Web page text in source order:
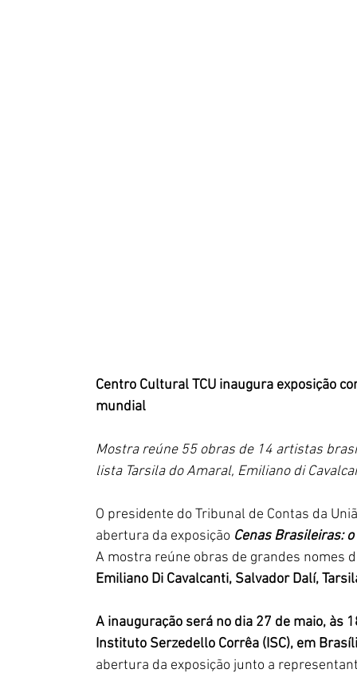
Centro Cultural TCU inaugura exposição
mundial
Mostra reúne 55 obras de 14 artistas
lista Tarsila do Amaral, Emiliano di
O presidente do Tribunal de Contas da
abertura da exposição Cenas Brasileiras:
A mostra reúne obras de grandes nomes
Emiliano Di Cavalcanti, Salvador Dalí,
A inauguração será no dia 27 de maio, às
Instituto Serzedello Corrêa (ISC), em
abertura da exposição junto a